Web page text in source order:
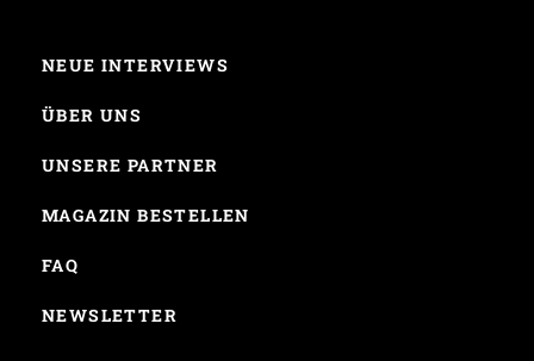
NEUE INTERVIEWS
ÜBER UNS
UNSERE PARTNER
MAGAZIN BESTELLEN
FAQ
NEWSLETTER